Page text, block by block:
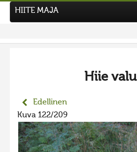
Hiite kuvavõistlus 2026
Hiisien kuvakilpailu 2025
2025 kuvakilpailu lisä
Liikuvad kuvad 2025
HIITE MAJA
Hiie valu
Edellinen
Kuva 122/209